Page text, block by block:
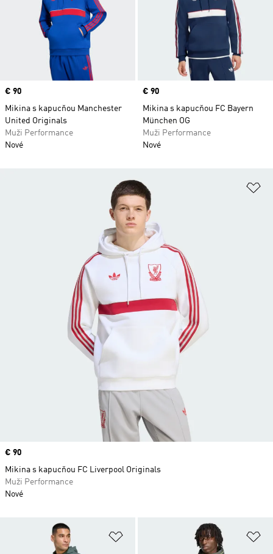
Price
€ 90
Mikina s kapucňou Manchester
United Originals
Muži Performance
Nové
Price
€ 90
Mikina s kapucňou FC Bayern
München OG
Muži Performance
Nové
Pridať do zoznamu želaných
Price
€ 90
Mikina s kapucňou FC Liverpool Originals
Muži Performance
Nové